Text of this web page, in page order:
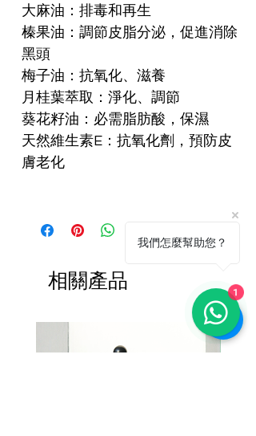
大麻油：排毒和再生
榛果油：調節皮脂分泌，促進消除
黑頭
梅子油：抗氧化、滋養
月桂葉萃取：淨化、調節
葵花籽油：必需脂肪酸，保濕
天然維生素E：抗氧化劑，預防皮
膚老化
相關產品
我們怎麼幫助您？
1